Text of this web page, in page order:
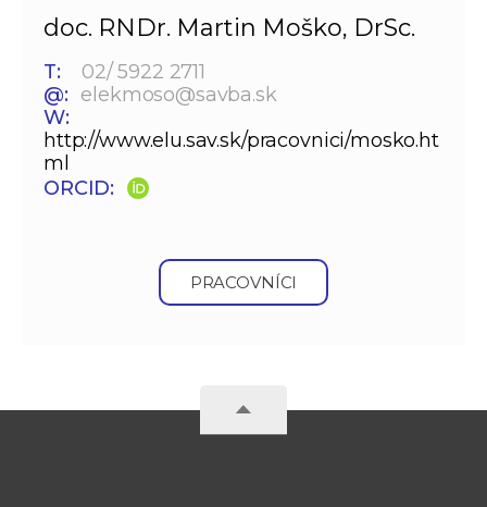
doc. RNDr. Martin Moško, DrSc.
T:
02/ 5922 2711
@: elekmoso@savba.sk
W:
http://www.elu.sav.sk/pracovnici/mosko.ht
ml
ORCID:
PRACOVNÍCI